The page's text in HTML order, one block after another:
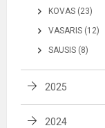
KOVAS (23)
VASARIS (12)
SAUSIS (8)
2025
2024